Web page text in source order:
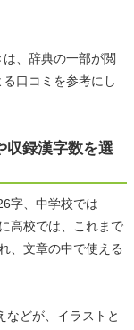
、辞典の一部が閲
口コミを参考にし
収録漢字数を選
字、中学校では
高校では、これまで
、文章の中で使える
などが、イラストと